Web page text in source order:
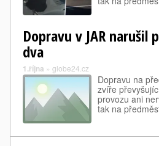
Dopravu v JAR
dva
1.října » globe24.cz
Dopravu na
zvíře
provozu ani
tak na